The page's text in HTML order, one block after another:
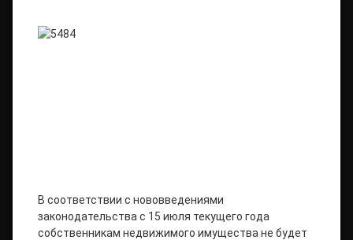
В соответствии с нововведениями
законодательства с 15 июля текущего года
собственникам недвижимого имущества не будет